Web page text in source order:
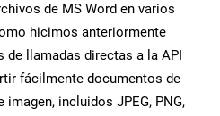
de MS Word en varios
hicimos anteriormente
de llamadas directas a la API
fácilmente documentos de
incluidos JPEG, PNG,